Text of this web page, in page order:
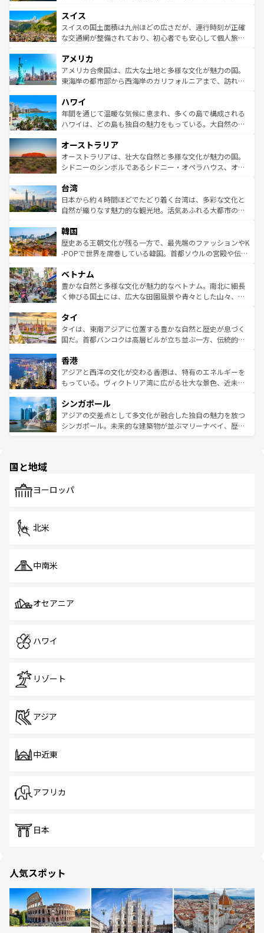
れる地方に足を運ぶとそれぞれで全く異なる文化を体験で
きるだろう。 なお、新着のフランス情報はコンテンツ一覧
を参照してほしい。
は、お酒好きな人にはぜひ体験してほしい。 なお、新着の
ドイツ情報はコンテンツ一覧を参照してほしい。
リアごとに異なる魅力がある。また、優雅なアフタヌーン
ティー、ビール好きにはたまらない英国パブ、サッカー観
戦など、本場だからこそできる体験も豊富。イギリスを旅
ンツ一覧を参照してほしい。
スイス
スイスの国土面積は九州ほどの広さだが、運行時刻が正確
な交通網が整備されており、初心者でも安心して個人旅行
の建物がそのまま残る町や、スイスならではのユニークな
博物館もあり、アルプス観光だけでなく町歩きも満喫する
ことができる。国民の所得が高いため物価も高いが、旅行
ば市内交通費無料で観光を楽しむこともできる。 なお、新
着のスイス情報はコンテンツ一覧 を参照してほしい。
アメリカ
アメリカ合衆国は、広大な土地と多様な文化が魅力の国。
東海岸の都市部から西海岸のカリフォルニアまで、訪れる
のような巨大都市は、観光、ショッピング、エンターテイ
ンメントが詰まった刺激的なスポットだ。一方、アメリカ
西部には大自然が広がり、グランドキャニオンやイエロー
部のニューオーリンズでは、音楽と美食が融合した独特の
文化が魅力。旅行者はアメリカの各地域で異なる魅力を楽
しみながら、その多様性と豊かな歴史を感じることができ
ならではの贅沢な旅のスタイルだ。 なお、新着のアメリカ
情報はコンテンツ一覧を参照してほしい。
ハワイ
年間を通じて温暖な気候に恵まれ、多くの島で構成される
ハワイは、どの島も独自の魅力をもっている。大自然の神
ワイ島は見逃せない。また、定番の観光地といえばオアフ
島だが、静かな自然を求めるならマウイ島やカウアイ島が
おすすめ。エメラルドグリーンに輝く海をはじめ、豊かな
れるおもてなしの心で訪れる人々を迎えてくれるハワイの
人々、おいしいローカルフードやハワイアンミュージッ
ク、伝統的なフラダンスなど、すべてがハワイの魅力を彩
ワイを、存分に味わってほしい。 なお、新着のハワイ情報
はコンテンツ一覧を参照してほしい。
オーストラリア
オーストラリアは、壮大な自然と多様な文化が魅力の国。
シドニーのシンボルであるシドニー・オペラハウス、オー
リアリーフや大陸中央部にそびえるウルル（エアーズロッ
ク）、タスマニアの美しい原生林やケアンズの熱帯雨林な
ど、見どころがたくさん。また、カフェやワイン、オージ
いる。アクティビティも充実しており、サーフィンやダイ
ビング、ハイキングなど、アウトドア好きにはたまらな
い。オーストラリアの多彩な魅力を存分に味わいつくそ
参照してほしい。
台湾
日本から約４時間ほどでたどり着く台湾は、多彩な文化と
自然が織りなす魅力的な観光地。活気あふれる大都市の台
ン）、静ひつな山岳地帯である台湾東部など、都市の喧騒
と山間の静けさが共存しており、訪れる人に新しい発見と
驚きをもたらしてくれる。また、奥深い台湾の食文化も魅
容にもいいと評判のスイーツなど、バラエティ豊かな料理
が味わえる。 なお、新着の台湾情報は コンテンツ一覧を参
照してほしい。
韓国
歴史ある王朝文化が残る一方で、最先端のファッションやK
-POPで世界を席巻している韓国。首都ソウルの宮殿や伝統
き、地方に足を延ばせば四季折々の自然美を楽しむことが
できる。そして、キムチや焼肉、絶品のストリートフード
まで、さまざまな韓国料理が待っている。夜には、韓国な
リティに包まれながら、韓国の多彩な魅力を心ゆくまで味
わってみてほしい。 なお、新着の韓国情報はコンテンツ一
覧を参照してほしい。
ベトナム
豊かな自然と多様な文化が魅力的なベトナム。南北に細長
く伸びる国土には、広大な田園風景や青々とした山々、世
急速な発展と共に伝統が息づく。ハノイの古い町並みやホ
ーチミン市のフランス統治時代の建物も、独特の雰囲気を
醸し出している。また、バラエティの豊かさとおいしさで
とつ。フォーやバインミー、ベトナムコーヒーなどは、ぜ
ひ現地で味わいたい。どの地域を訪れてもあたたかい人々
が旅行者を迎えてくれるので、きっと忘れられない旅にな
参照してほしい。
タイ
タイは、東南アジアに位置する豊かな自然と歴史が息づく
国だ。首都バンコクは高層ビルが立ち並ぶ一方、伝統的な
の活気が交差している。北部ではチェンマイなどの山岳地
帯で自然と触れ合い、南部ではプーケットやクラビの美し
いビーチでリゾート気分を楽しむことができる。タイ料理
激する。気候は一年中温暖で、どの季節にも異なる楽しみ
が待っている。親しみやすいタイの人々、仏教を中心とし
た文化、そして多様な観光資源が、訪れる旅人を魅了し続
香港
アジアと西洋の文化が交わる香港は、特有のエネルギーを
もっている。ヴィクトリア湾に広がる壮大な景色、近未来
み、どこを訪れても感動するはず。観光スポットが密集し
ており、効率よく見どころを回れるのも魅力。息をのむよ
うな絶景から文化的な体験まで、香港を存分に楽しみ尽く
シンガポール
アジアの交差点として多文化が融合した独自の魅力を放つ
シンガポール。未来的な建築物が並ぶマリーナベイ、歴史
で、ホーカーズは地元の風情を楽しめる外せないスポット
国と地域
ヨーロッパ
北米
中南米
オセアニア
ハワイ
リゾート
アジア
中近東
アフリカ
日本
人気スポット